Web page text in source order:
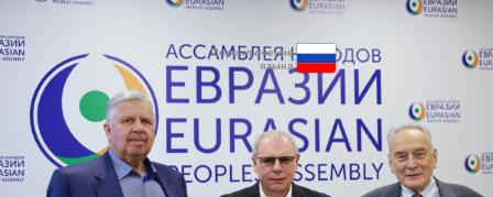
Переключение
языка